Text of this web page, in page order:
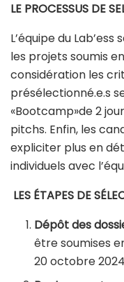
LE PROCESSUS DE
L’équipe du
les projets soumis
considération les
présélectionné.e.s
«Bootcamp»de 2
pitchs. Enfin, les
expliciter plus en
individuels avec
LES ÉTAPES DE
Dépôt des
être soumises
20 octobre